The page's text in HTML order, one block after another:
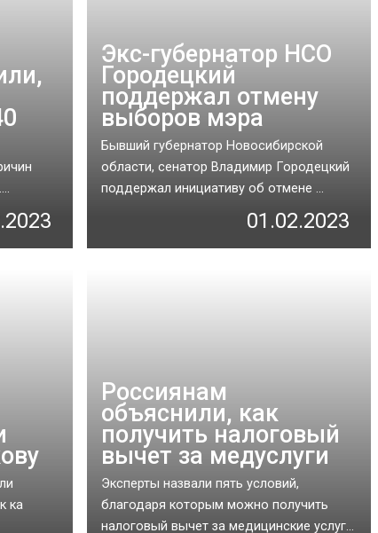
Экс-губернатор НСО
Городецкий
поддержал отмену
выборов мэра
Бывший губернатор Новосибирской
области, сенатор Владимир Городецкий
поддержал инициативу об отмене ...
01.02.2023
ка
Россиянам
объяснили, как
получить налоговый
вычет за медуслуги
Эксперты назвали пять условий,
благодаря которым можно получить
налоговый вычет за медицинские услуг...